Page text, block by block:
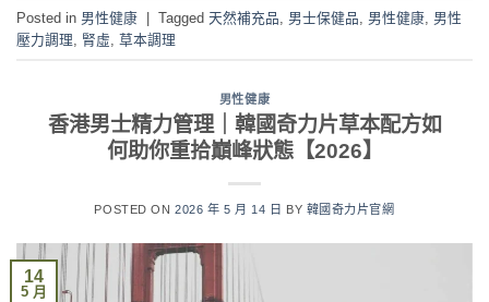
Posted in 男性健康 | Tagged 天然補充品 男士保健品 男性健康 男性
壓力調理
腎虛 草本調理
男性健康
香港男士精力管理｜韓國奇力片草本配方如
何助你重拾巔峰狀態【2026】
POSTED ON2026 年 5 月 14 日 BY 韓國奇力片官網
14
5 月